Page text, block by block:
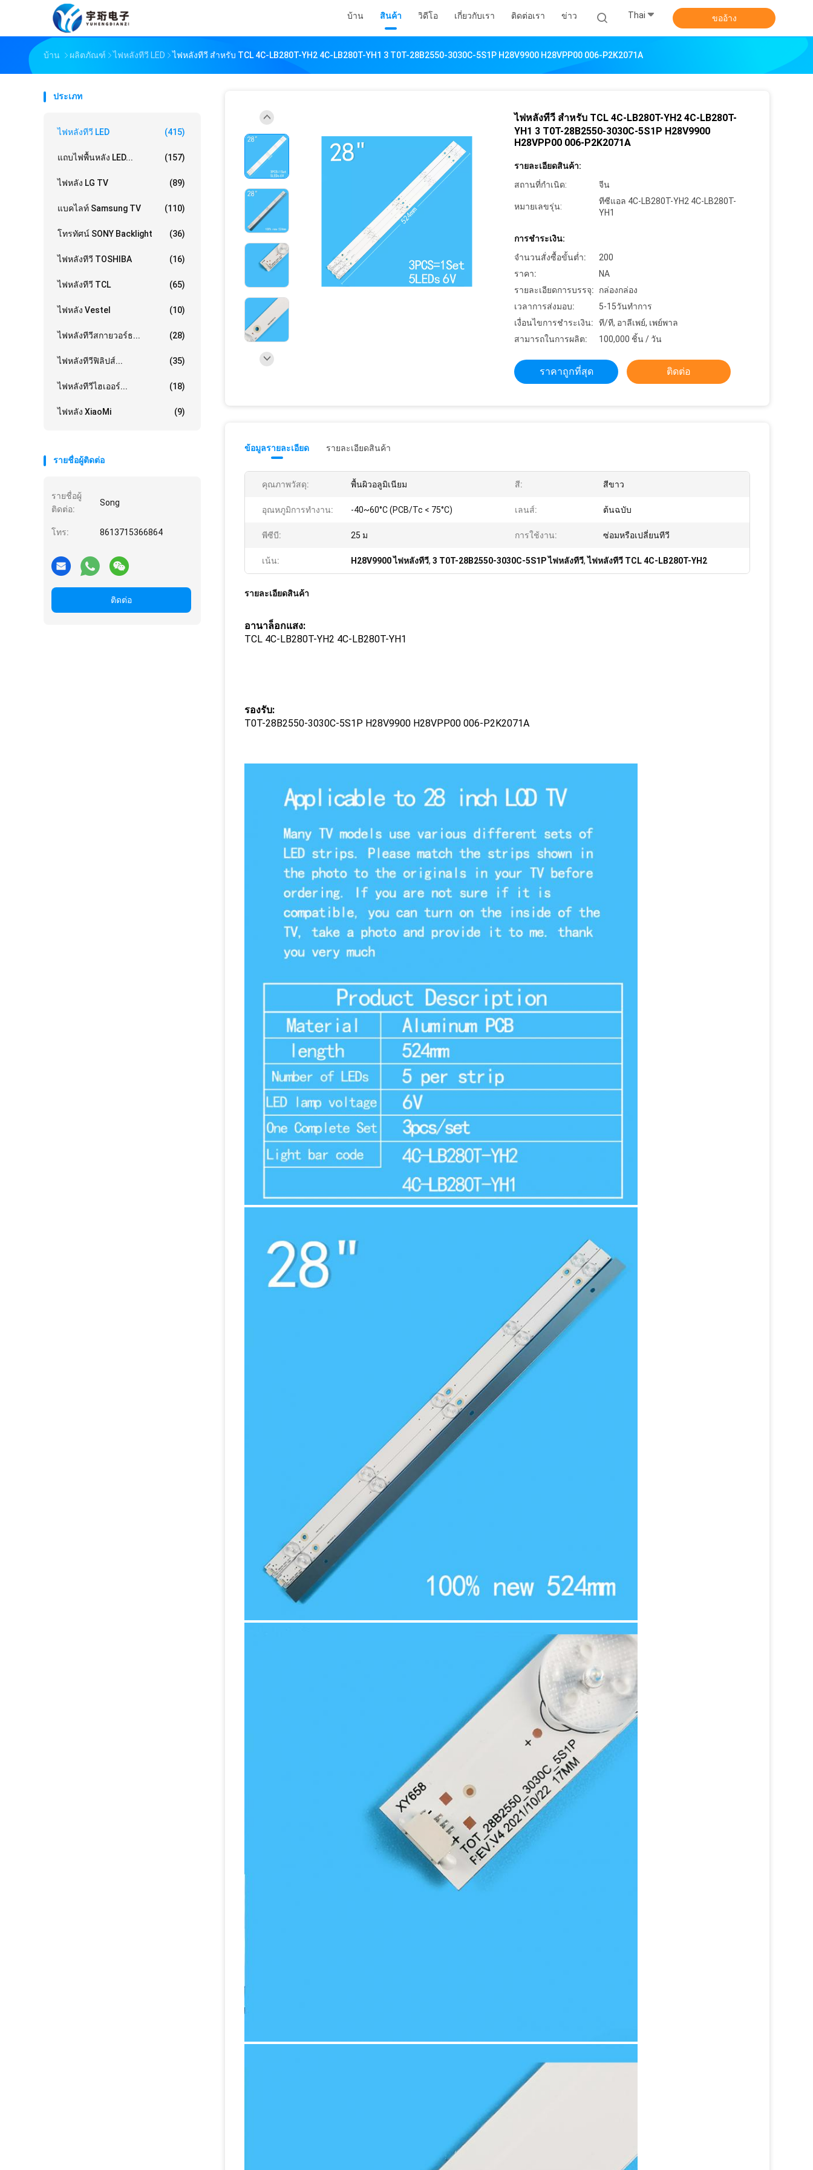
บ้าน สินค้า วิดีโอ เกี่ยวกับเรา ติดต่อเรา ข่าว Thai ขออ้าง
บ้าน ผลิตภัณฑ์ ไฟหลังทีวี LED ไฟหลังทีวี สําหรับ TCL 4C-LB280T-YH2 4C-LB280T-YH1 3 T0T-28B2550-3030C-5S1P H28V9900 H28VPP00 006-P2K2071A
ประเภท
ไฟหลังทีวี LED (415)
แถบไฟพื้นหลัง LED... (157)
ไฟหลัง LG TV (89)
แบคไลท์ Samsung TV (110)
โทรทัศน์ SONY Backlight (36)
ไฟหลังทีวี TOSHIBA (16)
ไฟหลังทีวี TCL (65)
ไฟหลัง Vestel (10)
ไฟหลังทีวีสกายวอร์ธ... (28)
ไฟหลังทีวีฟิลิปส์... (35)
ไฟหลังทีวีไฮเออร์... (18)
ไฟหลัง XiaoMi (9)
รายชื่อผู้ติดต่อ
รายชื่อผู้
ติดต่อ:
Song
โทร: 8613715366864
ติดต่อ
ไฟหลังทีวี สําหรับ TCL 4C-LB280T-YH2 4C-LB280T-
YH1 3 T0T-28B2550-3030C-5S1P H28V9900
H28VPP00 006-P2K2071A
รายละเอียดสินค้า:
สถานที่กำเนิด:
จีน
หมายเลขรุ่น:
ทีซีแอล 4C-LB280T-YH2 4C-LB280T-
YH1
การชำระเงิน:
จำนวนสั่งซื้อขั้นต่ำ:
200
ราคา:
NA
รายละเอียดการบรรจุ:
กล่องกล่อง
เวลาการส่งมอบ:
5-15วันทำการ
เงื่อนไขการชำระเงิน:
ที/ที, อาลีเพย์, เพย์พาล
สามารถในการผลิต:
100,000 ชิ้น / วัน
ราคาถูกที่สุด ติดต่อ
ข้อมูลรายละเอียด รายละเอียดสินค้า
คุณภาพวัสดุ: พื้นผิวอลูมิเนียม สี: สีขาว
อุณหภูมิการทํางาน: -40~60°C (PCB/Tc < 75°C) เลนส์: ต้นฉบับ
พีซีบี: 25 ม การใช้งาน: ซ่อมหรือเปลี่ยนทีวี
เน้น: H28V9900 ไฟหลังทีวี, 3 T0T-28B2550-3030C-5S1P ไฟหลังทีวี,ไฟหลังทีวี TCL 4C-LB280T-YH2
รายละเอียดสินค้า
อานาล็อกแสง:
TCL 4C-LB280T-YH2 4C-LB280T-YH1
รองรับ:
T0T-28B2550-3030C-5S1P H28V9900 H28VPP00 006-P2K2071A